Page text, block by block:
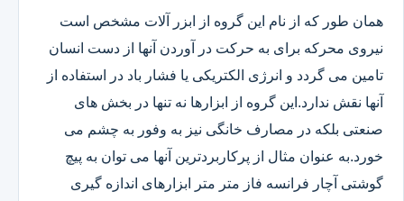
همان طور که از نام این گروه از ابزر آلات مشخص است
نیروی محرکه برای به حرکت در آوردن آنها از دست انسان
تامین می گردد و انرژی الکتریکی یا فشار باد در استفاده از
آنها نقش ندارد.این گروه از ابزارها نه تنها در بخش های
صنعتی بلکه در مصارف خانگی نیز به وفور به چشم می
خورد.به عنوان مثال از پرکاربردترین آنها می توان به پیچ
گوشتی آچار فرانسه فاز متر متر ابزارهای اندازه گیری